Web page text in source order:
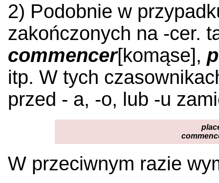
2) Podobnie w
zakończonych na -cer.
commencer[komąse],
itp. W tych
przed - a, -o, lub -u
W przeciwnym razie